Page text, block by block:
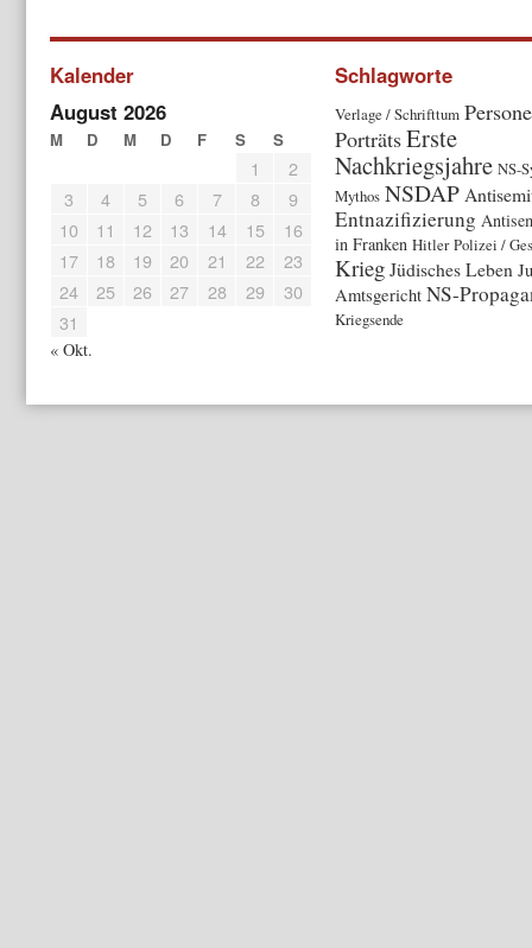
Kalender
August 2026
M D M D F S S
1
2
3
4 5 6 7 8
9
10
11 12 13 14 15
16
17
18 19 20 21 22
23
24
25 26 27 28 29
30
31
« Okt.
Schlagworte
Verlage / Schrifttum
PorträtsErste
Nachkriegsjahre NS-
Mythos NSDAP
Entnazifizierung
in Franken Hitler Polizei /
KriegJüdisches Leben
Amtsgericht NS-
Kriegsende